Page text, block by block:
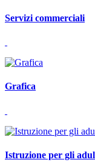
Servizi commerciali
Grafica
Istruzione per gli